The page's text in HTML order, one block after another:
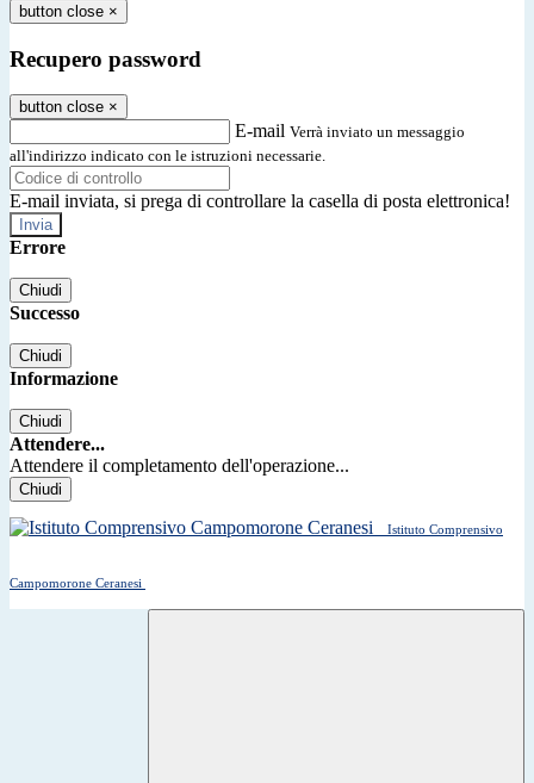
button close ×
Recupero password
button close ×
E-mail Verrà inviato un messaggio
all'indirizzo indicato con le istruzioni necessarie.
E-mail inviata, si prega di controllare la casella di posta elettronica!
Errore
Chiudi
Successo
Chiudi
Informazione
Chiudi
Attendere...
Attendere il completamento dell'operazione...
Chiudi
Istituto Comprensivo
Campomorone Ceranesi